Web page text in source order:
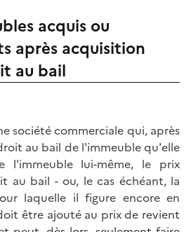
acquis ou
après acquisition
au bail
société commerciale qui, après
au bail de l'immeuble qu'elle
l'immeuble lui-même, le prix
au bail - ou, le cas échéant, la
laquelle il figure encore en
être ajouté au prix de revient